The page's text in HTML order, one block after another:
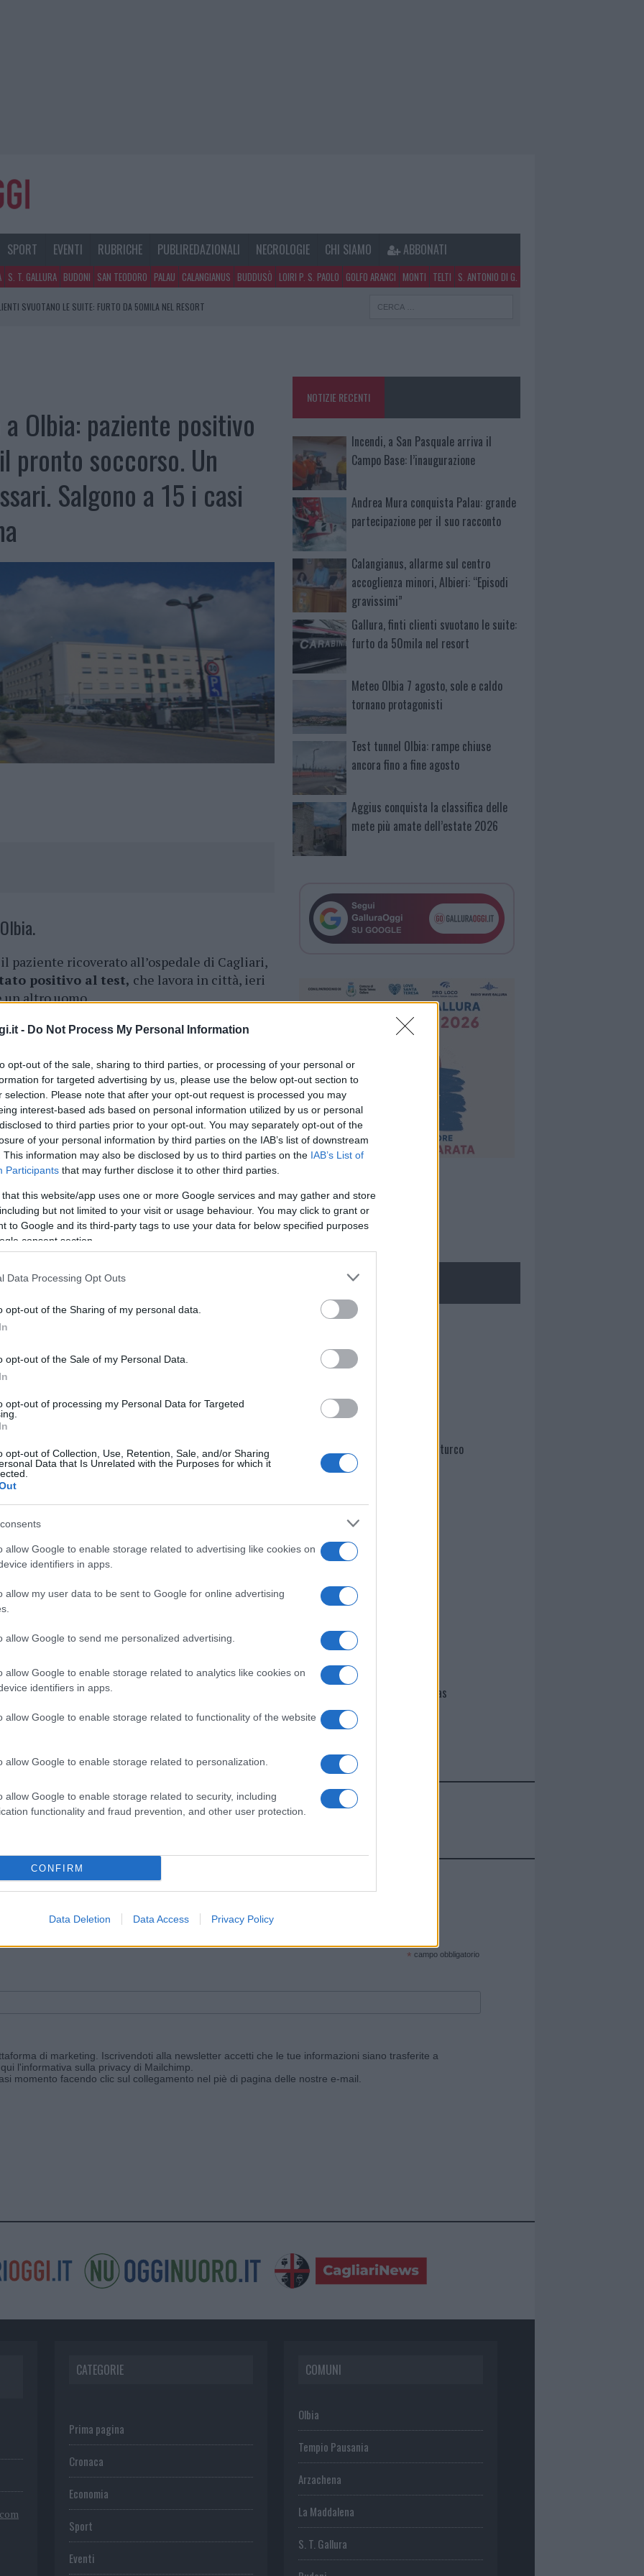
- Do Not Process My Personal Information
opt-out of the sale, sharing to third parties, or processing of your personal or
for targeted advertising by us, please use the below opt-out section to
selection. Please note that after your opt-out request is processed you may
interest-based ads based on personal information utilized by us or personal
to third parties prior to your opt-out. You may separately opt-out of the
of your personal information by third parties on the IAB’s list of downstream
This information may also be disclosed by us to third parties on the IAB’s List of
Participants that may further disclose it to other third parties.
that this website/app uses one or more Google services and may gather and store
but not limited to your visit or usage behaviour. You may click to grant or
to Google and its third-party tags to use your data for below specified purposes
consent section.
Data Processing Opt Outs
opt-out of the Sharing of my personal data.
opt-out of the Sale of my Personal Data.
opt-out of processing my Personal Data for Targeted
opt-out of Collection, Use, Retention, Sale, and/or Sharing
Data that Is Unrelated with the Purposes for which it
allow Google to enable storage related to advertising like cookies on
identifiers in apps.
allow my user data to be sent to Google for online advertising
allow Google to send me personalized advertising.
allow Google to enable storage related to analytics like cookies on
identifiers in apps.
allow Google to enable storage related to functionality of the website
allow Google to enable storage related to personalization.
allow Google to enable storage related to security, including
functionality and fraud prevention, and other user protection.
CONFIRM
Data Deletion Data Access Privacy Policy
SPORT EVENTI RUBRICHE PUBLIREDAZIONALI NECROLOGIE CHI SIAMO ABBONATI
S. T. GALLURA BUDONI SAN TEODORO PALAU CALANGIANUS BUDDUSÒ LOIRI P. S. PAOLO GOLFO ARANCI MONTI TELTI S. ANTONIO DI G.
SVUOTANO LE SUITE: FURTO DA 50MILA NEL RESORT
Olbia: paziente positivo
pronto soccorso. Un
Salgono a 15 i casi
paziente ricoverato all’ospedale di Cagliari,
positivo al test, che lavora in città, ieri
un altro uomo.
al coronavirus: l’uomo lavora
Covid-19. Stessa sorte ad un altro paziente
non hannoreso necessario, invece, il
cinque registrati nella stessa giornata di
per coronavirus, pazienti alla
all’ospedale di Sassari da Oristano. Sale a
finora accertati nell’isola, cinque nella
cliccando qui
nella sezione
NOTIZIE RECENTI
Incendi, a San Pasquale arriva il
Campo Base: l’inaugurazione
Andrea Mura conquista Palau: grande
partecipazione per il suo racconto
Calangianus, allarme sul centro
accoglienza minori, Albieri: “Episodi
gravissimi”
Gallura, finti clienti svuotano le suite:
furto da 50mila nel resort
Meteo Olbia 7 agosto, sole e caldo
tornano protagonisti
Test tunnel Olbia: rampe chiuse
ancora fino a fine agosto
Aggius conquista la classifica delle
mete più amate dell’estate 2026
NECROLOGIE
Martina Agostina Diturco
I nostri cari
I nostri cari
Giovannimaria Cabras
Invia un Comunicato Stampa|Pubblicità|Segnala
e ricevi le nostre email periodiche contenenti le ultime notizie pubblicate sul sito web!
* campo obbligatorio
di marketing. Iscrivendoti alla newsletter accetti che le tue informazioni siano trasferite a
l'informativa sulla privacy di Mailchimp
momento facendo clic sul collegamento nel piè di pagina delle nostre e-mail.
CATEGORIE
Prima pagina
Cronaca
Economia
Sport
Eventi
COMUNI
Olbia
Tempio Pausania
Arzachena
La Maddalena
S. T. Gallura